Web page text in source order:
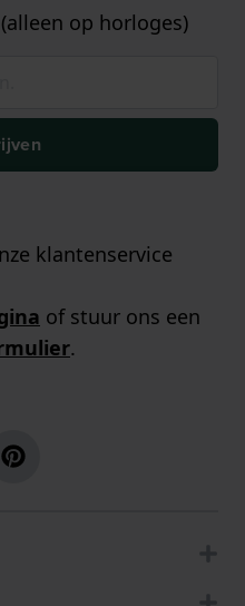
op horloges)
klantenservice
of stuur ons een
.